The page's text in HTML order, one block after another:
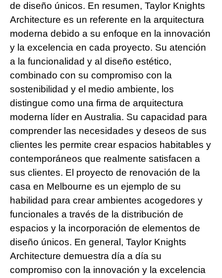
de diseño únicos. En resumen, Taylor Knights
Architecture es un referente en la arquitectura
moderna debido a su enfoque en la innovación
y la excelencia en cada proyecto. Su atención
a la funcionalidad y al diseño estético,
combinado con su compromiso con la
sostenibilidad y el medio ambiente, los
distingue como una firma de arquitectura
moderna líder en Australia. Su capacidad para
comprender las necesidades y deseos de sus
clientes les permite crear espacios habitables y
contemporáneos que realmente satisfacen a
sus clientes. El proyecto de renovación de la
casa en Melbourne es un ejemplo de su
habilidad para crear ambientes acogedores y
funcionales a través de la distribución de
espacios y la incorporación de elementos de
diseño únicos. En general, Taylor Knights
Architecture demuestra día a día su
compromiso con la innovación y la excelencia